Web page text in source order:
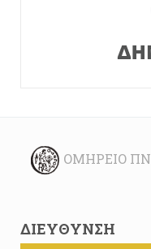
ΟΜΉΡΕΙΟ
ΔΙΕΎΘΥΝΣΗ